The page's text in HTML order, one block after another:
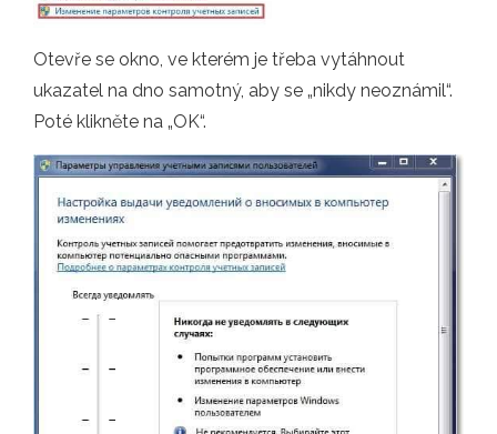
Otevře se okno, ve kterém je třeba vytáhnout
ukazatel na dno samotný, aby se „nikdy neoznámil“.
Poté klikněte na „OK“.